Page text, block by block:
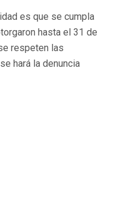
es que se cumpla
hasta el 31 de
respeten las
hará la denuncia